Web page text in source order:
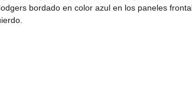
bordado en color azul en los paneles